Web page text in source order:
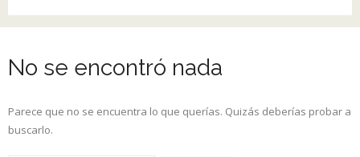
No se encontró nada
Parece que no se encuentra lo que querías. Quizás deberías probar a
buscarlo.